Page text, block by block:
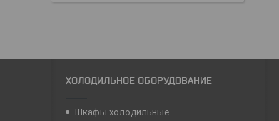
ХОЛОДИЛЬНОЕ ОБОРУДОВАНИЕ
Шкафы холодильные